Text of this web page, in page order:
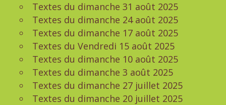
Textes du dimanche 31 août 2025
Textes du dimanche 24 août 2025
Textes du dimanche 17 août 2025
Textes du Vendredi 15 août 2025
Textes du dimanche 10 août 2025
Textes du dimanche 3 août 2025
Textes du dimanche 27 juillet 2025
Textes du dimanche 20 juillet 2025